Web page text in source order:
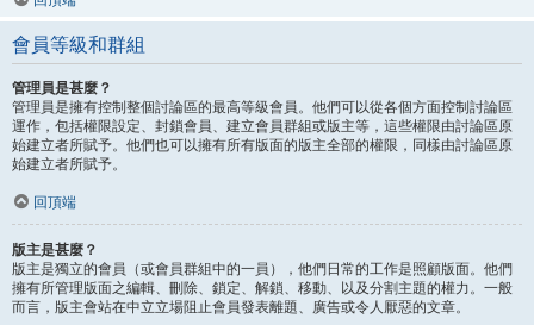
會員等級和群組
管理員是甚麼？
管理員是擁有控制整個討論區的最高等級會員。他們可以從各個方面控制討論區
運作，包括權限設定、封鎖會員、建立會員群組或版主等，這些權限由討論區原
始建立者所賦予。他們也可以擁有所有版面的版主全部的權限，同樣由討論區原
始建立者所賦予。
回頂端
版主是甚麼？
版主是獨立的會員（或會員群組中的一員），他們日常的工作是照顧版面。他們
擁有所管理版面之編輯、刪除、鎖定、解鎖、移動、以及分割主題的權力。一般
而言，版主會站在中立立場阻止會員發表離題、廣告或令人厭惡的文章。